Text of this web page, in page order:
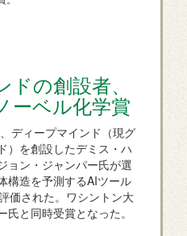
の創設者、
ーベル化学賞
ディープマインド（現グ
）を創設したデミス・ハ
ョン・ジャンパー氏が選
構造を予測するAIツール
価された。ワシントン大
と同時受賞となった。